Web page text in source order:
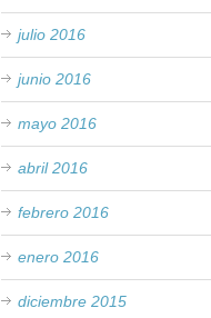
julio 2016
junio 2016
mayo 2016
abril 2016
febrero 2016
enero 2016
diciembre 2015